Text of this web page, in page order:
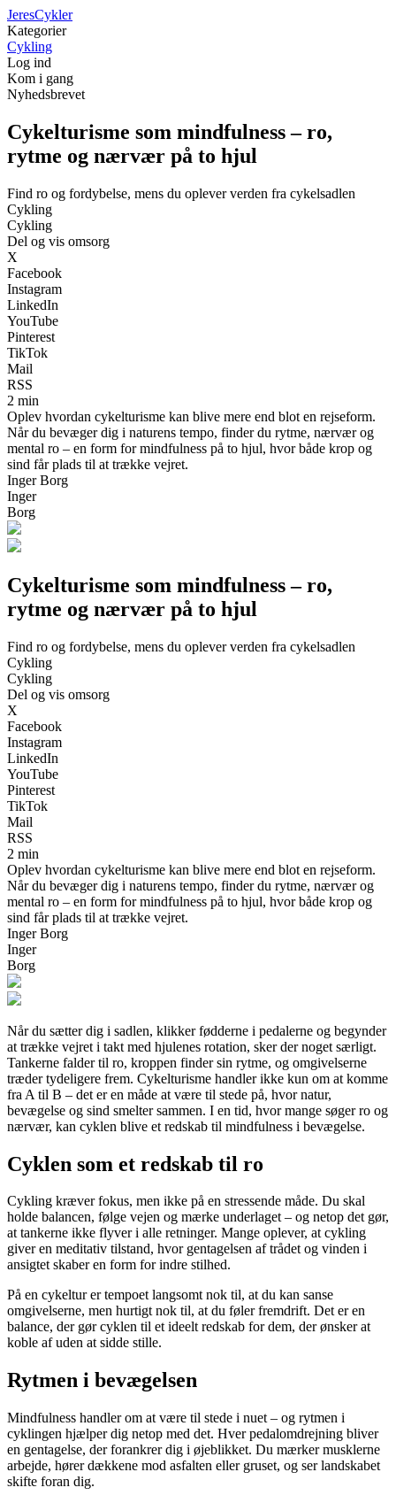
JeresCykler
Kategorier
Cykling
Log ind
Kom i gang
Nyhedsbrevet
Cykelturisme som mindfulness – ro,
rytme og nærvær på to hjul
Find ro og fordybelse, mens du oplever verden fra cykelsadlen
Cykling
Cykling
Del og vis omsorg
X
Facebook
Instagram
LinkedIn
YouTube
Pinterest
TikTok
Mail
RSS
2 min
Oplev hvordan cykelturisme kan blive mere end blot en rejseform.
Når du bevæger dig i naturens tempo, finder du rytme, nærvær og
mental ro – en form for mindfulness på to hjul, hvor både krop og
sind får plads til at trække vejret.
Inger Borg
Inger
Borg
Cykelturisme som mindfulness – ro,
rytme og nærvær på to hjul
Find ro og fordybelse, mens du oplever verden fra cykelsadlen
Cykling
Cykling
Del og vis omsorg
X
Facebook
Instagram
LinkedIn
YouTube
Pinterest
TikTok
Mail
RSS
2 min
Oplev hvordan cykelturisme kan blive mere end blot en rejseform.
Når du bevæger dig i naturens tempo, finder du rytme, nærvær og
mental ro – en form for mindfulness på to hjul, hvor både krop og
sind får plads til at trække vejret.
Inger Borg
Inger
Borg
Når du sætter dig i sadlen, klikker fødderne i pedalerne og begynder
at trække vejret i takt med hjulenes rotation, sker der noget særligt.
Tankerne falder til ro, kroppen finder sin rytme, og omgivelserne
træder tydeligere frem. Cykelturisme handler ikke kun om at komme
fra A til B – det er en måde at være til stede på, hvor natur,
bevægelse og sind smelter sammen. I en tid, hvor mange søger ro og
nærvær, kan cyklen blive et redskab til mindfulness i bevægelse.
Cyklen som et redskab til ro
Cykling kræver fokus, men ikke på en stressende måde. Du skal
holde balancen, følge vejen og mærke underlaget – og netop det gør,
at tankerne ikke flyver i alle retninger. Mange oplever, at cykling
giver en meditativ tilstand, hvor gentagelsen af trådet og vinden i
ansigtet skaber en form for indre stilhed.
På en cykeltur er tempoet langsomt nok til, at du kan sanse
omgivelserne, men hurtigt nok til, at du føler fremdrift. Det er en
balance, der gør cyklen til et ideelt redskab for dem, der ønsker at
koble af uden at sidde stille.
Rytmen i bevægelsen
Mindfulness handler om at være til stede i nuet – og rytmen i
cyklingen hjælper dig netop med det. Hver pedalomdrejning bliver
en gentagelse, der forankrer dig i øjeblikket. Du mærker musklerne
arbejde, hører dækkene mod asfalten eller gruset, og ser landskabet
skifte foran dig.